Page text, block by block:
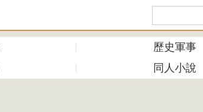
歷史軍事
同人小說